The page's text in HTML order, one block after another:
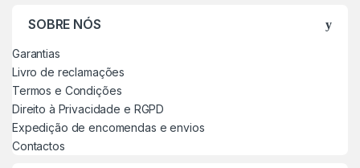
SOBRE NÓS
Garantias
Livro de reclamações
Termos e Condições
Direito à Privacidade e RGPD
Expedição de encomendas e envios
Contactos